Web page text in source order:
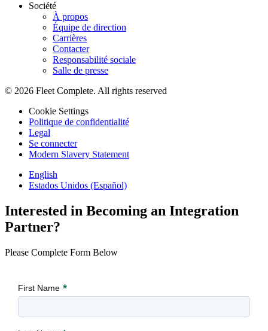
Société
À propos
Équipe de direction
Carrières
Contacter
Responsabilité sociale
Salle de presse
© 2026 Fleet Complete. All rights reserved
Cookie Settings
Politique de confidentialité
Legal
Se connecter
Modern Slavery Statement
English
Estados Unidos (Español)
Interested in Becoming an Integration
Partner?
Please Complete Form Below